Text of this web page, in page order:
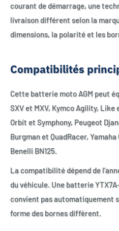
courant de démarrage, une
livraison différent selon la
dimensions, la polarité et les
Compatibilités
Cette batterie moto AGM peut
SXV et MXV, Kymco Agility, Like
Orbit et Symphony, Peugeot
Burgman et QuadRacer,
Benelli BN125.
La compatibilité dépend de
du véhicule. Une batterie
convient pas automatiquement
forme des bornes diffèrent.